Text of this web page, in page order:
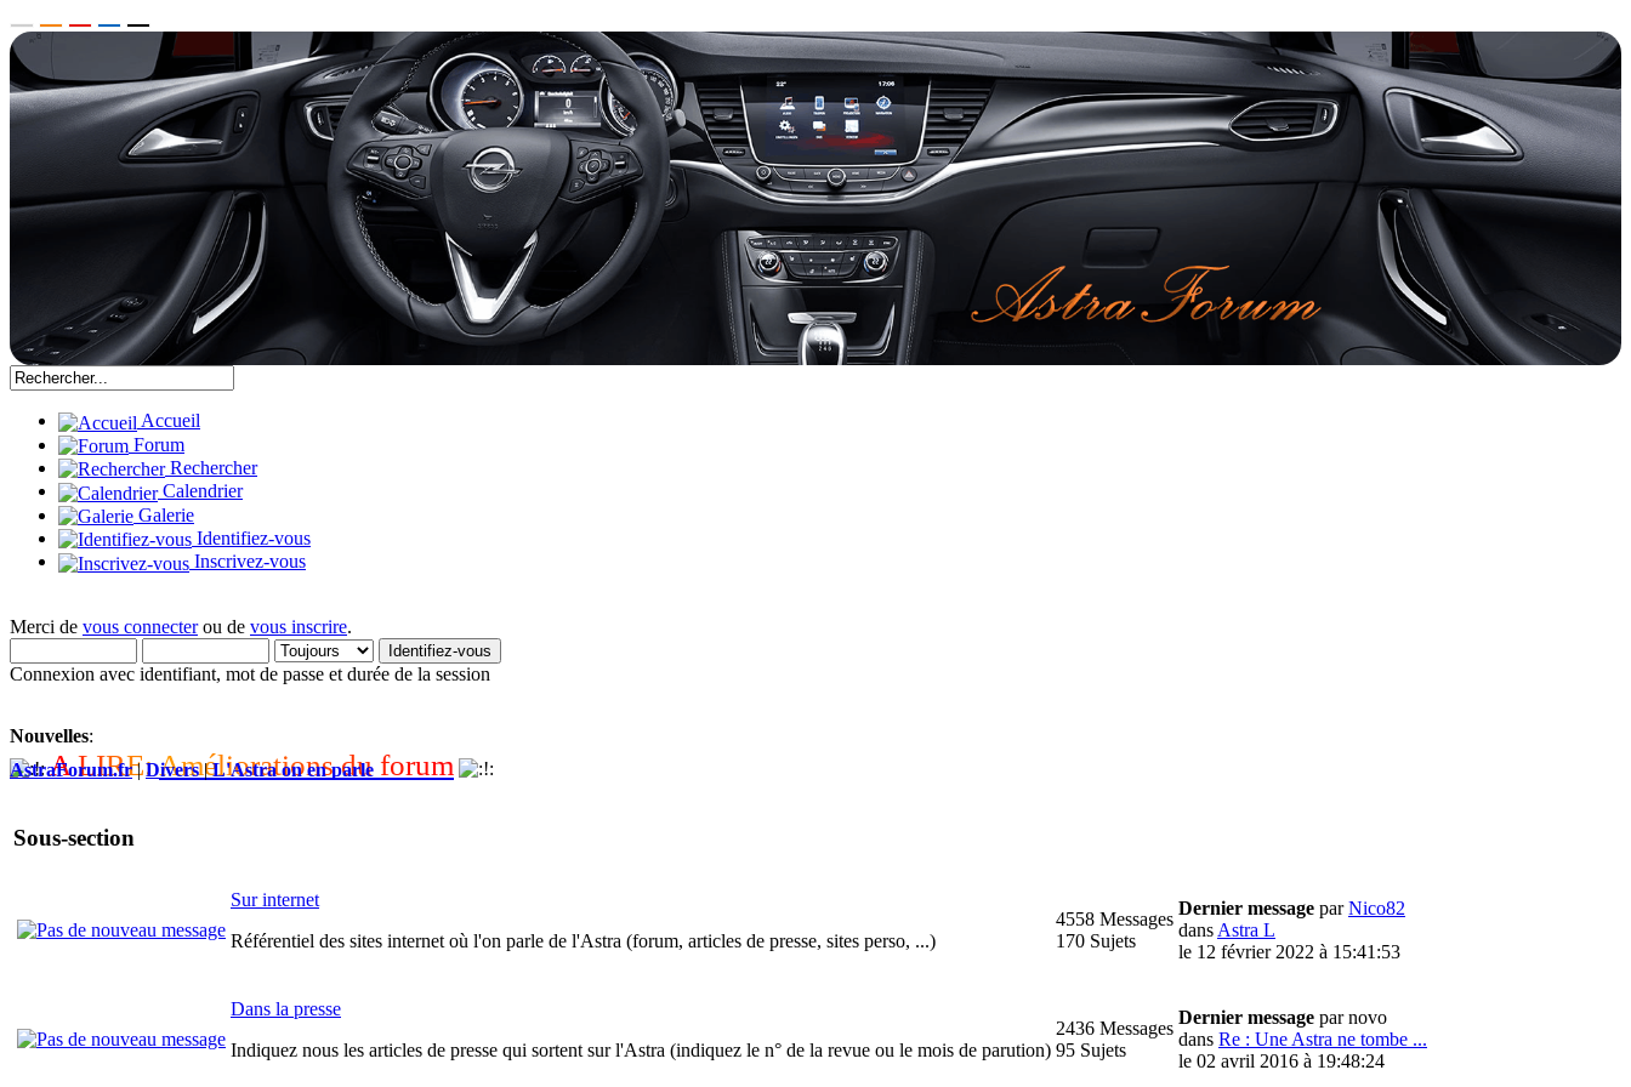
Accueil
Forum
Rechercher
Calendrier
Galerie
Identifiez-vous
Inscrivez-vous
Merci de vous connecterou de vous inscrire.
Connexion avec identifiant, mot de passe et durée de la session
Nouvelles:
A LIRE: Améliorations du forum
AstraForum.fr|Divers|L'Astra on en parle
Sous-section
Sur internet
Référentiel des sites internet où l'on parle de l'Astra (forum, articles de presse, sites perso, ...)
4558 Messages
170 Sujets
Dernier message parNico82
dans Astra L
le 12 février 2022 à 15:41:53
Dans la presse
Indiquez nous les articles de presse qui sortent sur l'Astra (indiquez le n° de la revue ou le mois de parution)
2436 Messages
95 Sujets
Dernier message par novo
dans Re : Une Astra ne tombe ...
le 02 avril 2016 à 19:48:24